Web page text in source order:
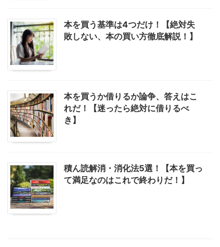
本を買う基準は4つだけ！【絶対失
敗しない、本の買い方徹底解説！】
本を買うか借りるか論争、答えはこ
れだ！【迷ったら絶対に借りるべ
き】
積ん読解消・消化法5選！【本を買っ
て満足なのはこれで終わりだ！】